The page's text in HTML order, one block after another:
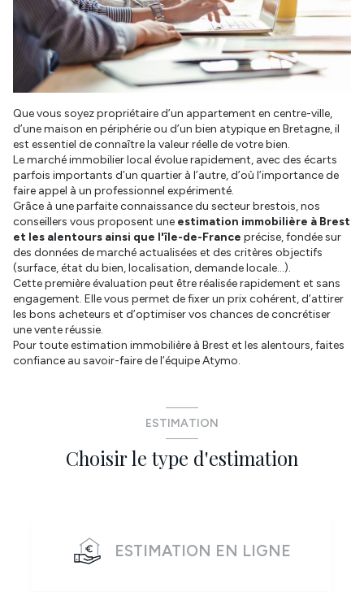
Que vous soyez propriétaire d’un appartement en centre-ville,
d’une maison en périphérie ou d’un bien atypique en Bretagne, il
est essentiel de connaître la valeur réelle de votre bien.
Le marché immobilier local évolue rapidement, avec des écarts
parfois importants d’un quartier à l’autre, d’où l’importance de
faire appel à un professionnel expérimenté.
Grâce à une parfaite connaissance du secteur brestois, nos
conseillers vous proposent une estimation immobilière à Brest
et les alentours ainsi que l'île-de-France précise, fondée sur
des données de marché actualisées et des critères objectifs
(surface, état du bien, localisation, demande locale...).
Cette première évaluation peut être réalisée rapidement et sans
engagement. Elle vous permet de fixer un prix cohérent, d’attirer
les bons acheteurs et d’optimiser vos chances de concrétiser
une vente réussie.
Pour toute estimation immobilière à Brest et les alentours, faites
confiance au savoir-faire de l’équipe Atymo.
ESTIMATION
Choisir le type d'estimation
ESTIMATION EN LIGNE